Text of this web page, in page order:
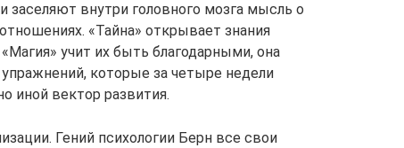
внутри головного мозга мысль о
«Тайна» открывает знания
учит их быть благодарными, она
которые за четыре недели
иной вектор развития.
Гений психологии Берн все свои